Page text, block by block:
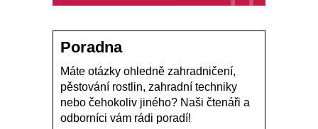
Poradna
Máte otázky ohledně zahradničení,
pěstování rostlin, zahradní techniky
nebo čehokoliv jiného? Naši čtenáři a
odborníci vám rádi poradí!